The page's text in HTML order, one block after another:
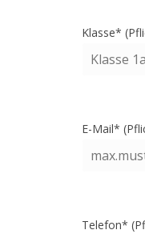
Klasse*
E-Mail*
Telefon*